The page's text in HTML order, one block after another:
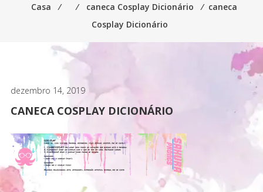
Casa ⁄ ⁄ caneca Cosplay Dicionário ⁄ caneca
Cosplay Dicionário
dezembro 14, 2019
CANECA COSPLAY DICIONÁRIO